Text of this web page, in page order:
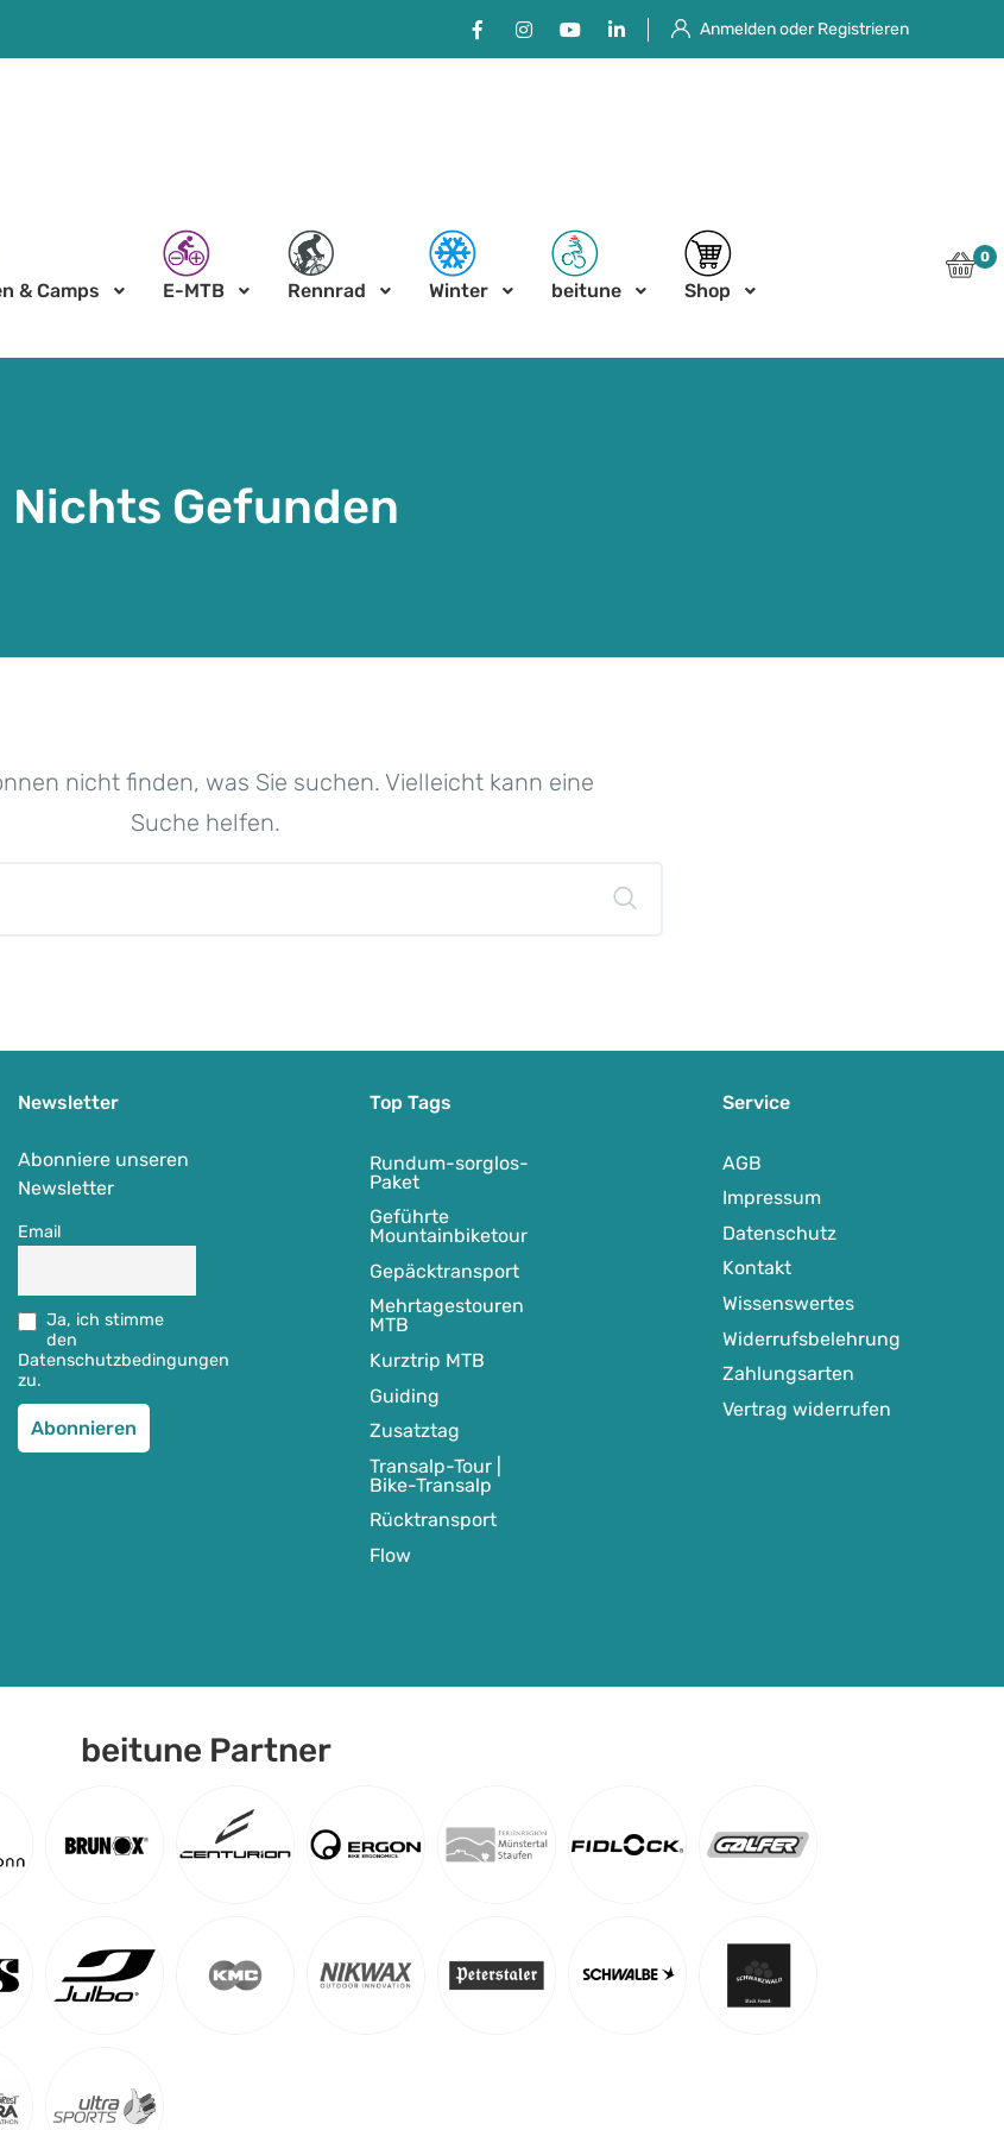
Linkedin
Anmelden oder Registrieren
& Camps E-MTB Rennrad Winter beitune Shop
0
Nichts Gefunden
nicht finden, was Sie suchen. Vielleicht kann eine
Suche helfen.
Newsletter
Abonniere unseren
Newsletter
Email
Ja, ich stimme
den
Datenschutzbedingungen
zu.
Top Tags
Rundum-sorglos-
Paket
Geführte
Mountainbiketour
Gepäcktransport
Mehrtagestouren
MTB
Kurztrip MTB
Guiding
Zusatztag
Transalp-Tour |
Bike-Transalp
Rücktransport
Flow
Service
AGB
Impressum
Datenschutz
Kontakt
Wissenswertes
Widerrufsbelehrung
Zahlungsarten
Vertrag widerrufen
beitune Partner